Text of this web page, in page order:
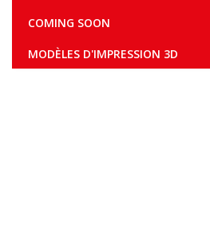
COMING SOON
MODÈLES D'IMPRESSION 3D